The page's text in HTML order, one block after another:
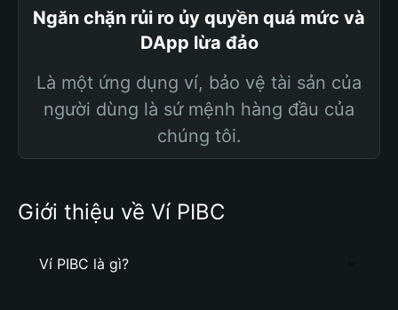
Ngăn chặn rủi ro ủy quyền quá mức và
DApp lừa đảo
Là một ứng dụng ví, bảo vệ tài sản của
người dùng là sứ mệnh hàng đầu của
chúng tôi.
Giới thiệu về Ví PIBC
Ví PIBC là gì?